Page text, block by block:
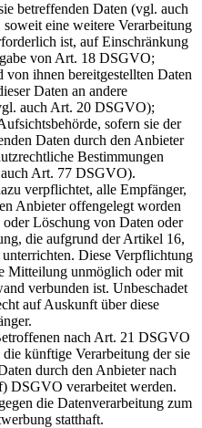
betreffenden Daten (vgl. auch
eine weitere Verarbeitung
ist, auf Einschränkung
von Art. 18 DSGVO;
ihnen bereitgestellten Daten
Daten an andere
auch Art. 20 DSGVO);
sofern sie der
Daten durch den Anbieter
Bestimmungen
Art. 77 DSGVO).
verpflichtet, alle Empfänger,
Anbieter offengelegt worden
Löschung von Daten oder
die aufgrund der Artikel 16,
Diese Verpflichtung
Mitteilung unmöglich oder mit
verbunden ist. Unbeschadet
auf Auskunft über diese
nach Art. 21 DSGVO
künftige Verarbeitung der sie
durch den Anbieter nach
DSGVO verarbeitet werden.
die Datenverarbeitung zum
statthaft.